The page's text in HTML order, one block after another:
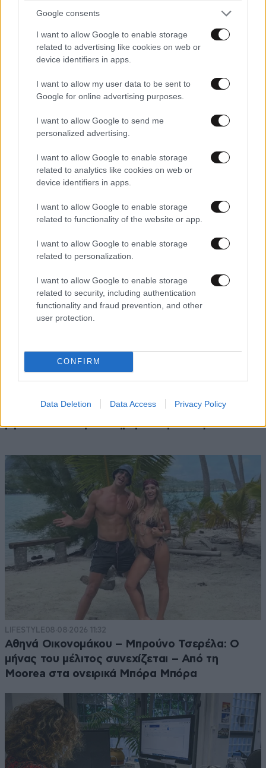
Google consents
I want to allow Google to enable storage
related to advertising like cookies on web or
device identifiers in apps.
I want to allow my user data to be sent to
Google for online advertising purposes.
I want to allow Google to send me
personalized advertising.
I want to allow Google to enable storage
related to analytics like cookies on web or
device identifiers in apps.
I want to allow Google to enable storage
related to functionality of the website or app.
I want to allow Google to enable storage
related to personalization.
I want to allow Google to enable storage
related to security, including authentication
functionality and fraud prevention, and other
user protection.
CONFIRM
Data Deletion Data Access Privacy Policy
ΔΙΑΤΡΟΦΗ08·08·2026 08:30
περνούν απαρατήρητες, αλλά καλό είναι να τις
βγάλετε από την καθημερινότητά σας
LIFESTYLE08·08·2026 11:32
Αθηνά Οικονομάκου – Μπρούνο Τσερέλα: Ο
μήνας του μέλιτος συνεχίζεται – Από τη
Moorea στα ονειρικά Μπόρα Μπόρα